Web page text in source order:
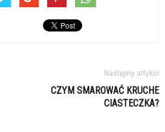
Następny artykuł
CZYM SMAROWAĆ KRUCHE
CIASTECZKA?